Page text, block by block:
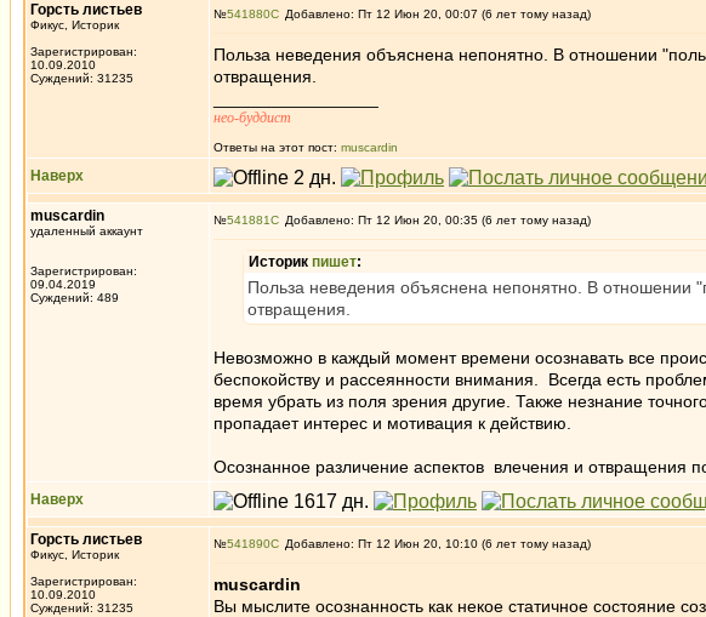
Горсть листьев
Фикус, Историк
Зарегистрирован:
10.09.2010
Суждений: 31235
№541880 Добавлено: Пт 12 Июн 20, 00:07 (6 лет тому назад)
Польза неведения объяснена непонятно. В отношении
отвращения.
нео-буддист
Ответы на этот пост: muscardin
Наверх
muscardin
удаленный аккаунт
Зарегистрирован:
09.04.2019
Суждений: 489
№541881 Добавлено: Пт 12 Июн 20, 00:35 (6 лет тому назад)
Историк пишет:
Польза неведения объяснена непонятно. В отношении
отвращения.
Невозможно в каждый момент времени осознавать все
беспокойству и рассеянности внимания. Всегда есть
время убрать из поля зрения другие. Также незнание
пропадает интерес и мотивация к действию.
Осознанное различение аспектов влечения и отвращения
Наверх
Горсть листьев
Фикус, Историк
Зарегистрирован:
10.09.2010
Суждений: 31235
№541890 Добавлено: Пт 12 Июн 20, 10:10 (6 лет тому назад)
muscardin
Вы мыслите осознанность как некое статичное состояние